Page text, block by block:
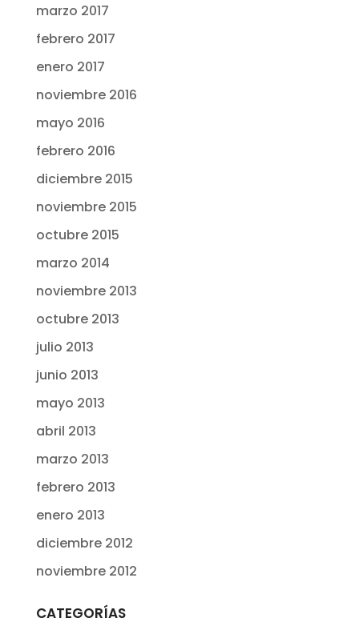
marzo 2017
febrero 2017
enero 2017
noviembre 2016
mayo 2016
febrero 2016
diciembre 2015
noviembre 2015
octubre 2015
marzo 2014
noviembre 2013
octubre 2013
julio 2013
junio 2013
mayo 2013
abril 2013
marzo 2013
febrero 2013
enero 2013
diciembre 2012
noviembre 2012
CATEGORÍAS